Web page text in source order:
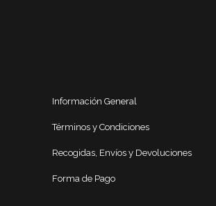
Información General
Términos y Condiciones
Recogidas, Envíos y Devoluciones
Forma de Pago